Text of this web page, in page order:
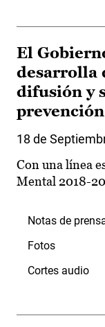
El
desarrolla
difusión y
18 de
Con una línea
Mental 2018-
Notas de
Fotos
Cortes audio